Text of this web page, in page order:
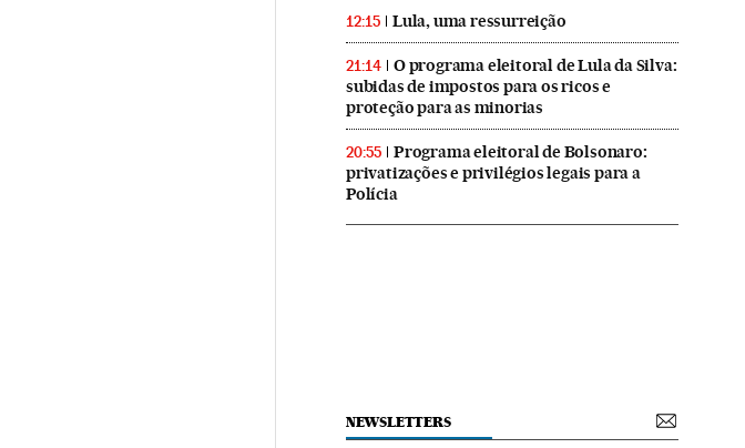
12:15 Lula, uma ressurreição
21:14
O programa eleitoral de Lula da Silva:
subidas de impostos para os ricos e
proteção para as minorias
20:55
Programa eleitoral de Bolsonaro:
privatizações e privilégios legais para a
Polícia
NEWSLETTERS